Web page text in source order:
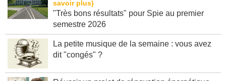
"Très bons résultats" pour Spie au premier
semestre 2026
La petite musique de la semaine : vous avez
dit "congés" ?